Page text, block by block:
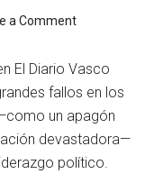
a Comment
El Diario Vasco
fallos en los
un apagón
devastadora—
político.